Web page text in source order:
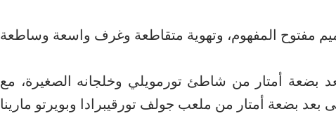
بضعة أمتار من شاطئ تورمويلي وخلجانه الصغيرة، مع